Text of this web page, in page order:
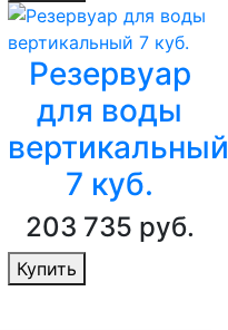
Резервуар
для воды
вертикальный
7 куб.
203 735 руб.
Купить